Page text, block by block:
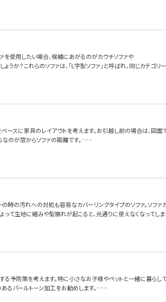
を使用したい場合、候補にあがるのがカウチソファや
うか？これらのソファは、「L字型ソファ」と呼ばれ、同じカテゴリ
ースに家具のレイアウトを考えます。お引越し前の場合は、図
なのが窓からソファの距離です。……
時の汚れへの対処も容易なカバーリングタイプのソファ。ソファ
って生地に縮みや型崩れが起こると、元通りに使えなくなってし
る予防策を考えます。特に小さなお子様やペットと一緒に暮らし
るパールトーン加工をお勧めします。……